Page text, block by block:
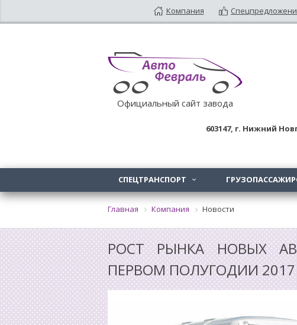
Компания
Официальный сайт завода
603147, г. Нижний
СПЕЦТРАНСПОРТ 
Главная Компания Новости
РОСТ РЫНКА НОВЫХ
ПЕРВОМ ПОЛУГОДИИ